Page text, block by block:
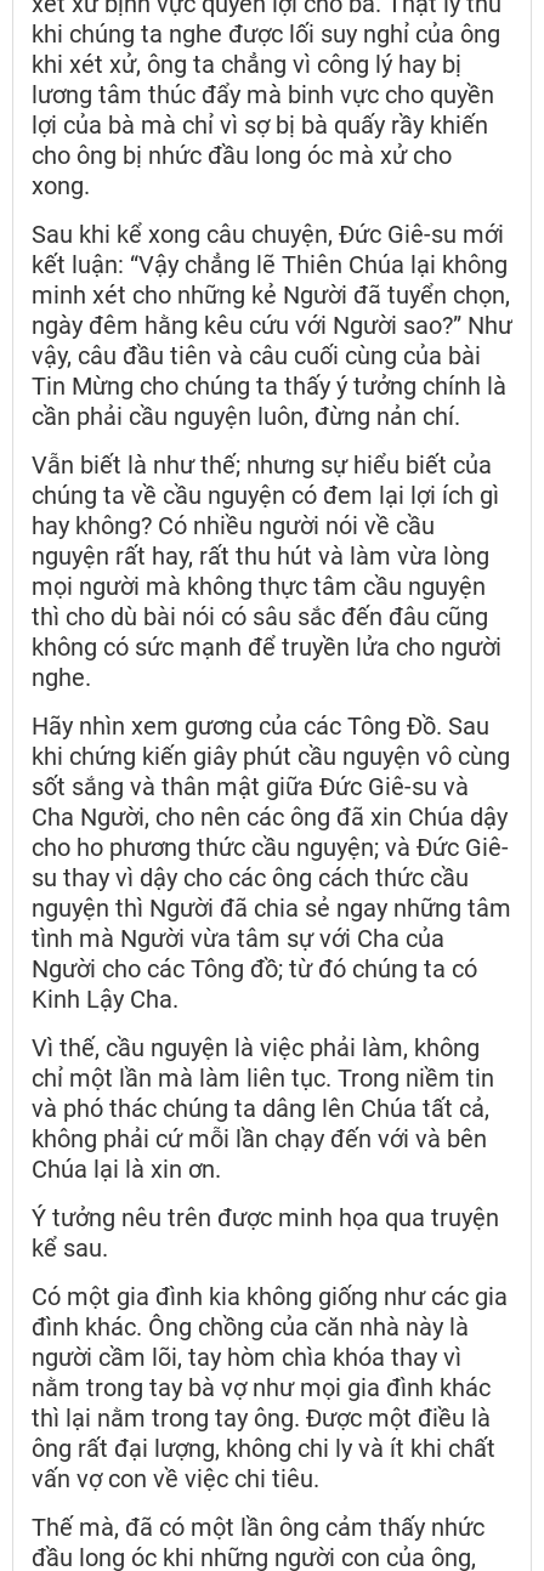
khi chúng ta nghe được lối suy nghỉ của ông
khi xét xử, ông ta chẳng vì công lý hay bị
lương tâm thúc đẩy mà binh vực cho quyền
lợi của bà mà chỉ vì sợ bị bà quấy rầy khiến
cho ông bị nhức đầu long óc mà xử cho
xong.
Sau khi kể xong câu chuyện, Đức Giê-su mới
kết luận: “Vậy chẳng lẽ Thiên Chúa lại không
minh xét cho những kẻ Người đã tuyển chọn,
ngày đêm hằng kêu cứu với Người sao?” Như
vậy, câu đầu tiên và câu cuối cùng của bài
Tin Mừng cho chúng ta thấy ý tưởng chính là
cần phải cầu nguyện luôn, đừng nản chí.
Vẫn biết là như thế; nhưng sự hiểu biết của
chúng ta về cầu nguyện có đem lại lợi ích gì
hay không? Có nhiều người nói về cầu
nguyện rất hay, rất thu hút và làm vừa lòng
mọi người mà không thực tâm cầu nguyện
thì cho dù bài nói có sâu sắc đến đâu cũng
không có sức mạnh để truyền lửa cho người
nghe.
Hãy nhìn xem gương của các Tông Đồ. Sau
khi chứng kiến giây phút cầu nguyện vô cùng
sốt sắng và thân mật giữa Đức Giê-su và
Cha Người, cho nên các ông đã xin Chúa dậy
cho ho phương thức cầu nguyện; và Đức Giê-
su thay vì dậy cho các ông cách thức cầu
nguyện thì Người đã chia sẻ ngay những tâm
tình mà Người vừa tâm sự với Cha của
Người cho các Tông đồ; từ đó chúng ta có
Kinh Lậy Cha.
Vì thế, cầu nguyện là việc phải làm, không
chỉ một lần mà làm liên tục. Trong niềm tin
và phó thác chúng ta dâng lên Chúa tất cả,
không phải cứ mỗi lần chạy đến với và bên
Chúa lại là xin ơn.
Ý tưởng nêu trên được minh họa qua truyện
kể sau.
Có một gia đình kia không giống như các gia
đình khác. Ông chồng của căn nhà này là
người cầm lõi, tay hòm chìa khóa thay vì
nằm trong tay bà vợ như mọi gia đình khác
thì lại nằm trong tay ông. Được một điều là
ông rất đại lượng, không chi ly và ít khi chất
vấn vợ con về việc chi tiêu.
Thế mà, đã có một lần ông cảm thấy nhức
đầu long óc khi những người con của ông,